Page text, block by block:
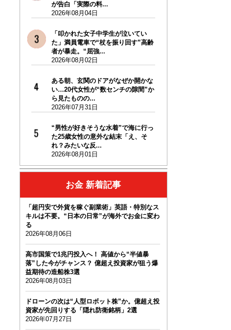
が告白「実際の料...
2026年08月04日
「叩かれた女子中学生が泣いてい
た」満員電車で“杖を振り回す”高齢
者が暴走。“屈強...
2026年08月02日
ある朝、玄関のドアがなぜか開かな
い…20代女性が“数センチの隙間”か
ら見たものの...
2026年07月31日
“男性が好きそうな水着”で海に行っ
た25歳女性の意外な結末「え、そ
れ？みたいな反...
2026年08月01日
お金 新着記事
「超円安で外貨を稼ぐ副業術」英語・特別なス
キルは不要。“日本の日常”が海外でお金に変わ
る
2026年08月06日
高市国策で1兆円投入へ！ 高値から“半値暴
落”した今がチャンス？ 億超え投資家が狙う爆
益期待の造船株3選
2026年08月03日
ドローンの次は“人型ロボット株”か。億超え投
資家が先回りする「隠れ防衛銘柄」2選
2026年07月27日